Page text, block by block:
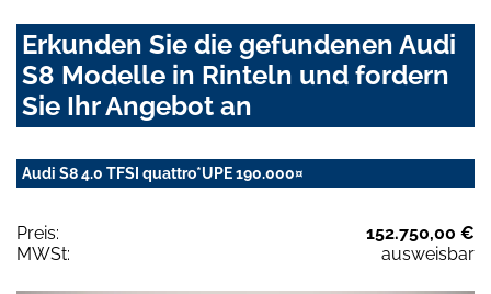
Erkunden Sie die gefundenen Audi
S8 Modelle in Rinteln und fordern
Sie Ihr Angebot an
Audi S8 4.0 TFSI quattro*UPE 190.000¤
Preis:
152.750,00 €
MWSt:
ausweisbar